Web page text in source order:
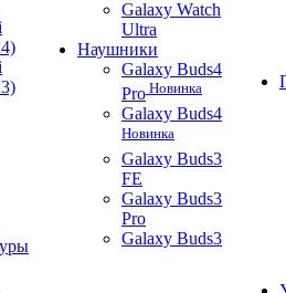
Galaxy Watch
Ultra
Наушники
Galaxy Buds4
Pro Новинка
Galaxy Buds4
Новинка
Galaxy Buds3
FE
Galaxy Buds3
Pro
Galaxy Buds3